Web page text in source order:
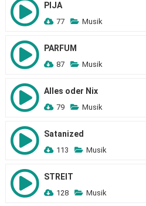
PIJA
77 Musik
PARFUM
87 Musik
Alles oder Nix
79 Musik
Satanized
113 Musik
STREIT
128 Musik